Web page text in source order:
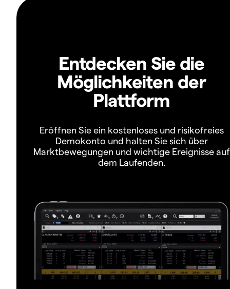
Entdecken Sie die
Möglichkeiten der
Plattform
Eröffnen Sie ein kostenloses und risikofreies
Demokonto und halten Sie sich über
Marktbewegungen und wichtige Ereignisse auf
dem Laufenden.